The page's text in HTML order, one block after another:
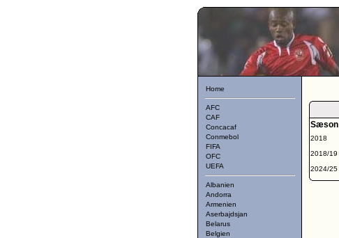
Home
AFC
CAF
Concacaf
Conmebol
FIFA
OFC
UEFA
Albanien
Andorra
Armenien
Aserbajdsjan
Belarus
Belgien
Sæson
2018
2018/19
2024/25